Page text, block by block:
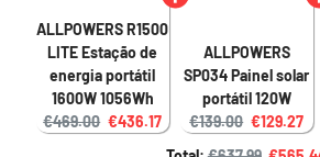
ALLPOWERS R1500
LITE Estação de
energia portátil
1600W 1056Wh
Original price:
€469.00 Current price:
€436.17
ALLPOWERS
SP034 Painel solar
portátil 120W
Original price:
€139.00 Current
€129.27